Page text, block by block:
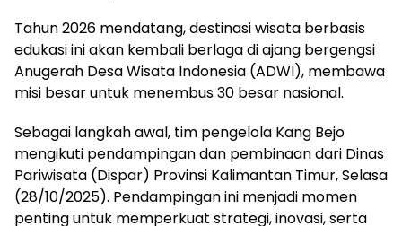
Tahun 2026 mendatang, destinasi wisata berbasis
edukasi ini akan kembali berlaga di ajang bergengsi
Anugerah Desa Wisata Indonesia (ADWI), membawa
misi besar untuk menembus 30 besar nasional.
Sebagai langkah awal, tim pengelola Kang Bejo
mengikuti pendampingan dan pembinaan dari Dinas
Pariwisata (Dispar) Provinsi Kalimantan Timur, Selasa
(28/10/2025). Pendampingan ini menjadi momen
penting untuk memperkuat strategi, inovasi, serta